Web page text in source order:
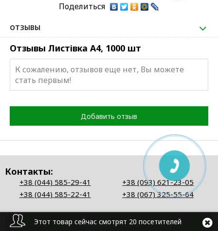
Поделиться
ОТЗЫВЫ
Отзывы Листівка А4, 1000 шт
К сожалению, отзывов еще нет, Вы можете
стать первым!
Добавить отзыв
Контакты:
+38 (044) 585-29-41
+38 (093) 621-23-05
+38 (044) 585-22-41
+38 (067) 325-55-64
Перезвоните мне
Этот товар сейчас смотрят 20 посетителей